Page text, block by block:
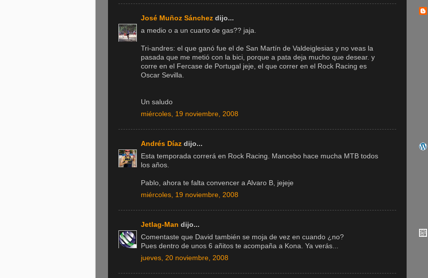
José Muñoz Sánchez dijo...
a medio o a un cuarto de gas?? jaja.
Tri-andres: el que ganó fue el de San Martín de Valdeiglesias y no veas la
pasada que me metió con la bici, porque a pata deja mucho que desear. y
corre en el Fercase de Portugal jeje, el que correr en el Rock Racing es
Oscar Sevilla.
Un saludo
miércoles, 19 noviembre, 2008
Andrés Díaz dijo...
Esta temporada correrá en Rock Racing. Mancebo hace mucha MTB todos
los años.
Pablo, ahora te falta convencer a Alvaro B, jejeje
miércoles, 19 noviembre, 2008
Jetlag-Man dijo...
Comentaste que David también se moja de vez en cuando ¿no?
Pues dentro de unos 6 añitos te acompaña a Kona. Ya verás...
jueves, 20 noviembre, 2008